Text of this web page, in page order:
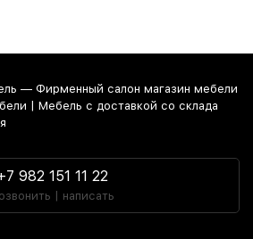
— Фирменный салон магазин мебели
| Мебель с доставкой со склада
982 151 11 22
| написать